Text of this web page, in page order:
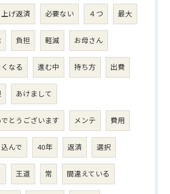
げ返済 必要ない ４つ 最大
負担 軽減 お母さん
なる 進む中 持ち方 出費
あけまして
でとうございます メンテ 費用
んで 40年 返済 選択
王道 常 間違えている